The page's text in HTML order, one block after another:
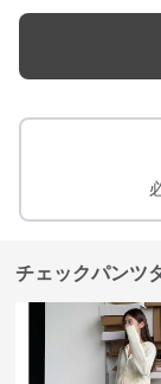
チェックパンツ